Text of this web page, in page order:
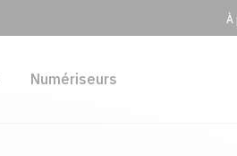
À
Numériseurs